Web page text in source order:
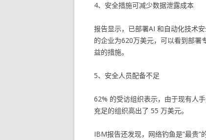
4、安全措施可减少数据泄露成本
报告显示，已部署AI 和自动化技术
的企业为620万美元，可以看到部署
益的措施。
5、安全人员配备不足
62% 的受访组织表示，由于现有人
充足的组织高出了 55 万美元。
IBM报告还发现，网络钓鱼是”最贵